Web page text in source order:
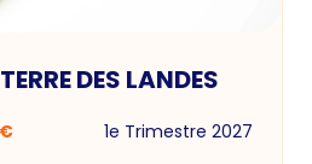
DES LANDES
€ 1e Trimestre 2027